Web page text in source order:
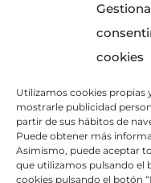
cookies
Utilizamos cookies propias
mostrarle publicidad
partir de sus hábitos de
Puede obtener más
Asimismo, puede aceptar
que utilizamos pulsando el
cookies pulsando el botón
He leído y